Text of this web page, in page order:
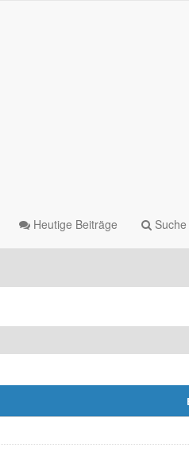
Heutige Beiträge Suche